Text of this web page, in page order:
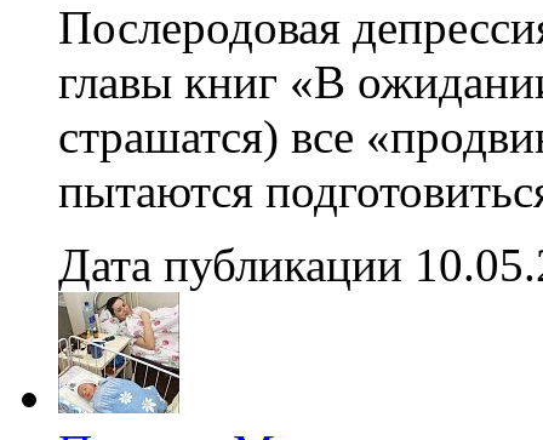
Послеродовая
главы книг «В
страшатся) все
пытаются
Дата публикации